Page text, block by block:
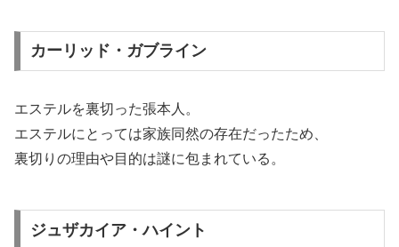
カーリッド・ガブライン
エステルを裏切った張本人。
エステルにとっては家族同然の存在だったため、
裏切りの理由や目的は謎に包まれている。
ジュザカイア・ハイント